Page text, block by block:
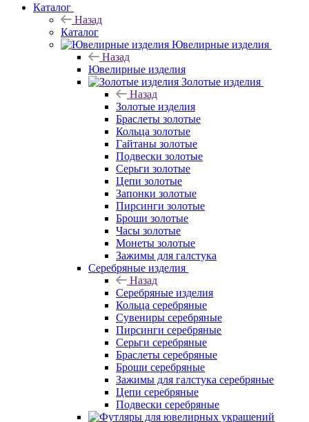
Каталог
Назад
Каталог
Ювелирные изделия
Назад
Ювелирные изделия
Золотые изделия
Назад
Золотые изделия
Браслеты золотые
Кольца золотые
Гайтаны золотые
Подвески золотые
Серьги золотые
Цепи золотые
Запонки золотые
Пирсинги золотые
Броши золотые
Часы золотые
Монеты золотые
Зажимы для галстука
Серебряные изделия
Назад
Серебряные изделия
Кольца серебряные
Сувениры серебряные
Пирсинги серебряные
Серьги серебряные
Браслеты серебряные
Броши серебряные
Зажимы для галстука серебряные
Цепи серебряные
Подвески серебряные